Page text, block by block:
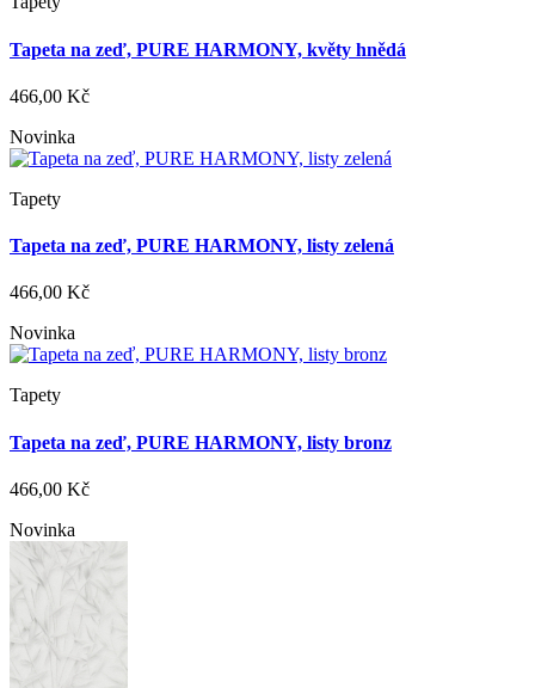
Tapeta na zeď, PURE HARMONY, květy hnědá
466,00 Kč
Novinka
Tapety
Tapeta na zeď, PURE HARMONY, listy zelená
466,00 Kč
Novinka
Tapety
Tapeta na zeď, PURE HARMONY, listy bronz
466,00 Kč
Novinka